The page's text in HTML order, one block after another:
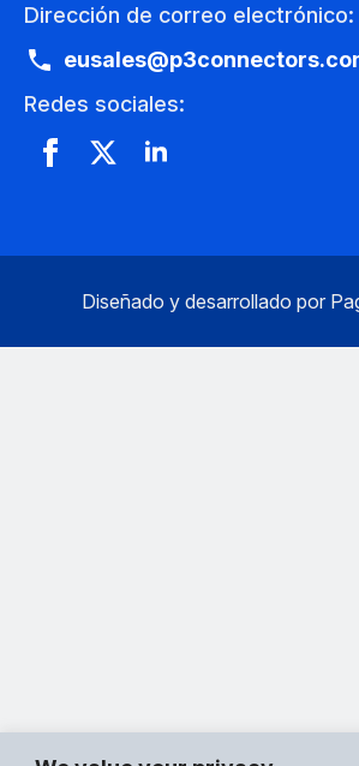
Dirección de correo electrónico:
Redes sociales:
Diseñado y desarrollado por